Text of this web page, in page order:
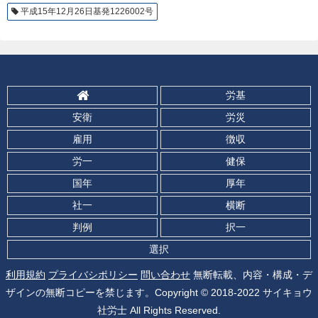
平成15年12月26日基発1226002号
労基
安衛
労災
雇用
徴収
労一
健保
国年
厚年
社一
横断
判例
択一
選択
利用規約 プライバシポリシー 問い合わせ 無断転載、内容・構成・デ
ザインの無断コピーを禁じます。Copyright © 2018-2022 サイキョウ
社労士 All Rights Reserved.